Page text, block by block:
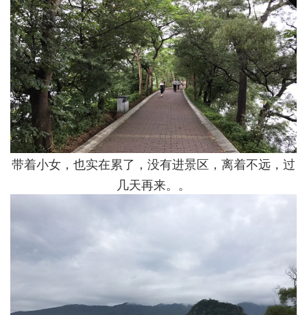
带着小女，也实在累了，没有进景区，离着不远，过
几天再来。。